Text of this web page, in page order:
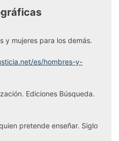
y mujeres para los demás.
es/hombres-y-
Ediciones Búsqueda.
pretende enseñar. Siglo